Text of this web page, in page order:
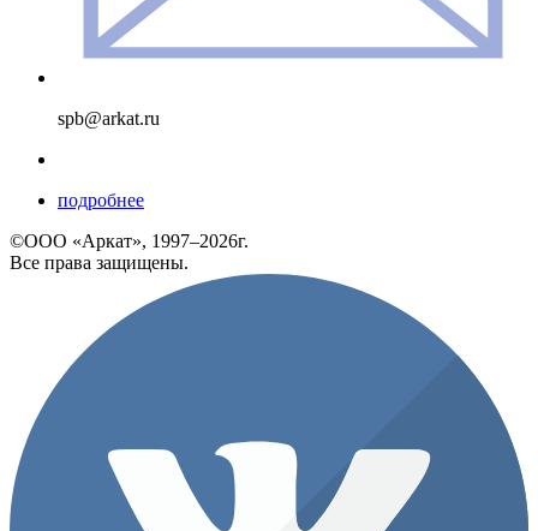
spb@arkat.ru
подробнее
©ООО «Аркат», 1997–2026г.
Все права защищены.